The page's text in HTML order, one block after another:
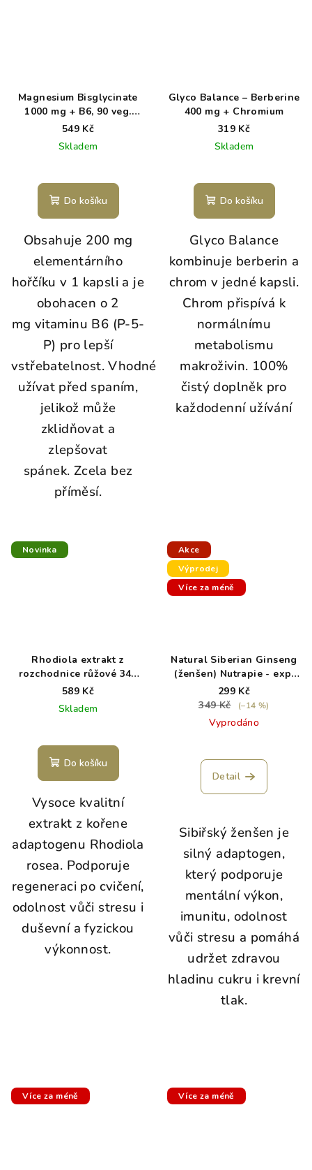
Magnesium Bisglycinate
1000 mg + B6, 90 veg.
kapslí, (elem. hořčík 200
mg)
549 Kč
Skladem
hodnocení
produktu
z
hvězdiček.
Do košíku
Obsahuje 200 mg
elementárního
hořčíku v 1 kapsli a je
obohacen o 2
mg vitaminu B6 (P-5-
P) pro lepší
vstřebatelnost. Vhodné
užívat před spaním,
jelikož může
zklidňovat a
zlepšovat
spánek. Zcela bez
příměsí.
Glyco Balance – Berberine
400 mg + Chromium
319 Kč
Skladem
Do košíku
Glyco Balance
kombinuje berberin a
chrom v jedné kapsli.
Chrom přispívá k
normálnímu
metabolismu
makroživin. 100%
čistý doplněk pro
každodenní užívání
Novinka
Rhodiola extrakt z
rozchodnice růžové 340
mg 30 kapslí
589 Kč
Skladem
Do košíku
Vysoce kvalitní
extrakt z kořene
adaptogenu Rhodiola
rosea. Podporuje
regeneraci po cvičení,
odolnost vůči stresu i
duševní a fyzickou
výkonnost.
Akce
Výprodej
Více za méně
Natural Siberian Ginseng
(ženšen) Nutrapie - exp.
6/26
299 Kč
349 Kč
(–14 %)
Vyprodáno
Detail
Sibiřský ženšen je
silný adaptogen,
který podporuje
mentální výkon,
imunitu, odolnost
vůči stresu a pomáhá
udržet zdravou
hladinu cukru i krevní
tlak.
Více za méně Více za méně